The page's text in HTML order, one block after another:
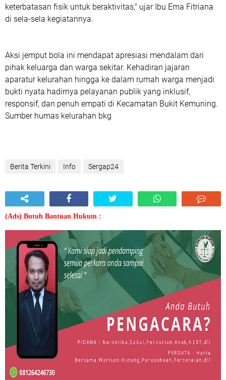
keterbatasan fisik untuk beraktivitas," ujar Ibu Ema Fitriana
di sela-sela kegiatannya.
Aksi jemput bola ini mendapat apresiasi mendalam dari
pihak keluarga dan warga sekitar. Kehadiran jajaran
aparatur kelurahan hingga ke dalam rumah warga menjadi
bukti nyata hadirnya pelayanan publik yang inklusif,
responsif, dan penuh empati di Kecamatan Bukit Kemuning.
Sumber humas kelurahan bkg
Berita Terkini Info Sergap24
(Ads) Butuh Bantuan Hukum :